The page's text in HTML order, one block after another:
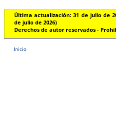
Última actualización: 31 de julio de
de julio de 2026)
Derechos de autor reservados -
Inicio